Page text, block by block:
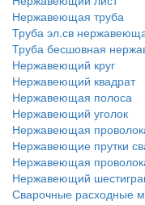
Нержавеющая труба
Труба эл.св
Труба бесшовная
Нержавеющий круг
Нержавеющий квадрат
Нержавеющая полоса
Нержавеющий уголок
Нержавеющая
Нержавеющие прутки
Нержавеющая
Нержавеющий
Сварочные расходные